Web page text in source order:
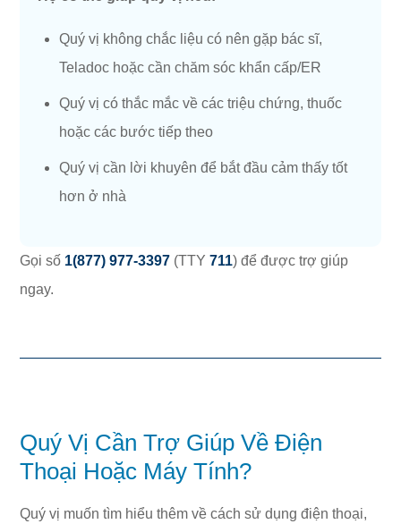
Quý vị không chắc liệu có nên gặp bác sĩ,
Teladoc hoặc cần chăm sóc khẩn cấp/ER
Quý vị có thắc mắc về các triệu chứng, thuốc
hoặc các bước tiếp theo
Quý vị cần lời khuyên để bắt đầu cảm thấy tốt
hơn ở nhà
Gọi số 1(877) 977-3397 (TTY711) để được trợ giúp
ngay.
Quý Vị Cần Trợ Giúp Về Điện
Thoại Hoặc Máy Tính?
Quý vị muốn tìm hiểu thêm về cách sử dụng điện thoại,